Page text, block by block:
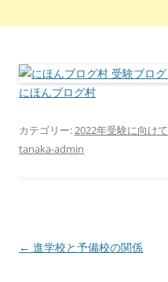
にほんブログ村
カテゴリー:2022年受験に向けて
tanaka-admin
投
← 進学校と予備校の関係